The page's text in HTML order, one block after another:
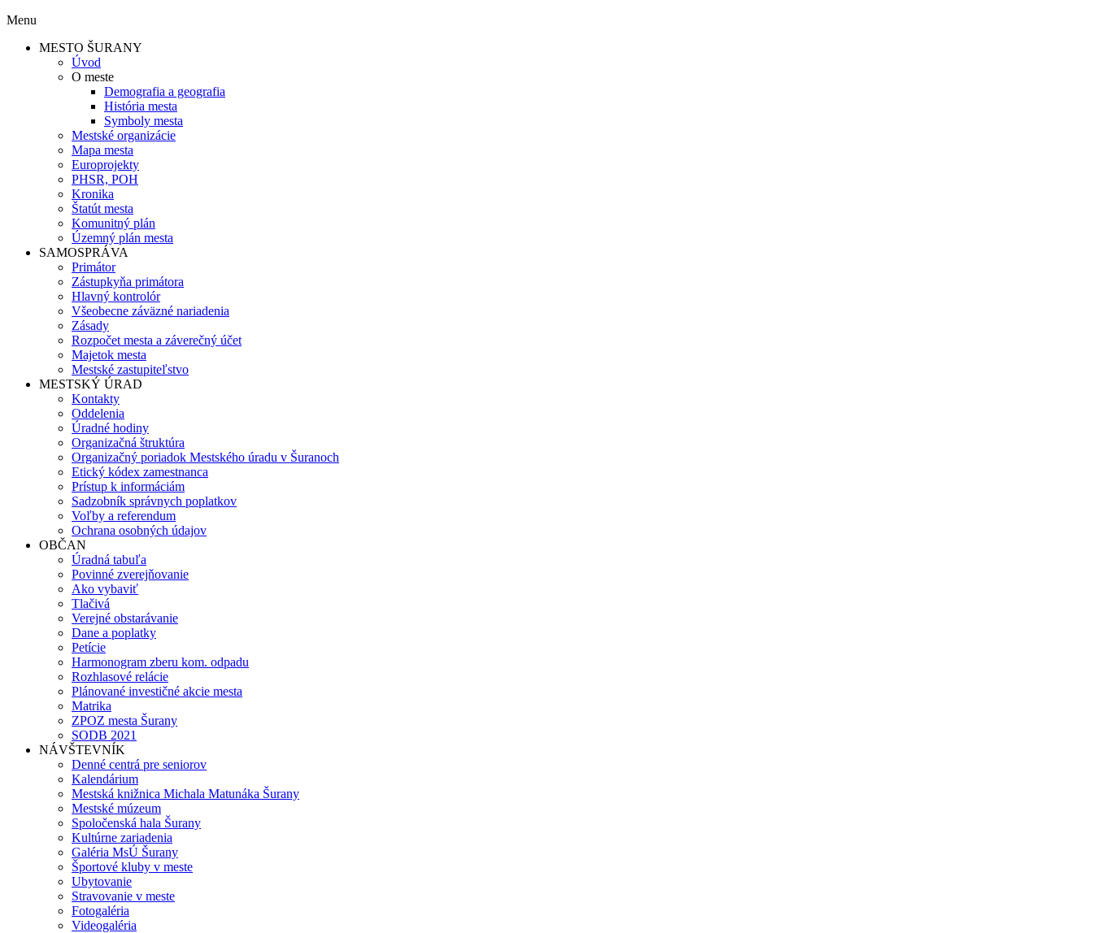
Menu
MESTO ŠURANY
Úvod
O meste
Demografia a geografia
História mesta
Symboly mesta
Mestské organizácie
Mapa mesta
Europrojekty
PHSR, POH
Kronika
Štatút mesta
Komunitný plán
Územný plán mesta
SAMOSPRÁVA
Primátor
Zástupkyňa primátora
Hlavný kontrolór
Všeobecne záväzné nariadenia
Zásady
Rozpočet mesta a záverečný účet
Majetok mesta
Mestské zastupiteľstvo
MESTSKÝ ÚRAD
Kontakty
Oddelenia
Úradné hodiny
Organizačná štruktúra
Organizačný poriadok Mestského úradu v Šuranoch
Etický kódex zamestnanca
Prístup k informáciám
Sadzobník správnych poplatkov
Voľby a referendum
Ochrana osobných údajov
OBČAN
Úradná tabuľa
Povinné zverejňovanie
Ako vybaviť
Tlačivá
Verejné obstarávanie
Dane a poplatky
Petície
Harmonogram zberu kom. odpadu
Rozhlasové relácie
Plánované investičné akcie mesta
Matrika
ZPOZ mesta Šurany
SODB 2021
NÁVŠTEVNÍK
Denné centrá pre seniorov
Kalendárium
Mestská knižnica Michala Matunáka Šurany
Mestské múzeum
Spoločenská hala Šurany
Kultúrne zariadenia
Galéria MsÚ Šurany
Športové kluby v meste
Ubytovanie
Stravovanie v meste
Fotogaléria
Videogaléria